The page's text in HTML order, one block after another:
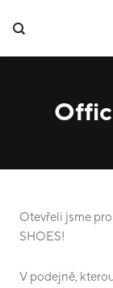
Otevřeli jsme
SHOES!
V podejně,